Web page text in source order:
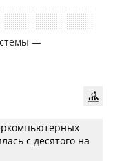
—
с десятого на